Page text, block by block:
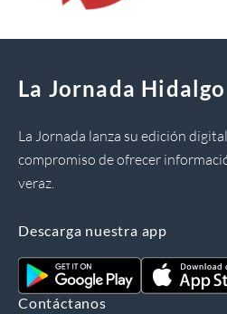
La Jornada Hidalgo
La Jornada lanza su edición
compromiso de ofrecer
veraz.
Descarga nuestra app
Contáctanos